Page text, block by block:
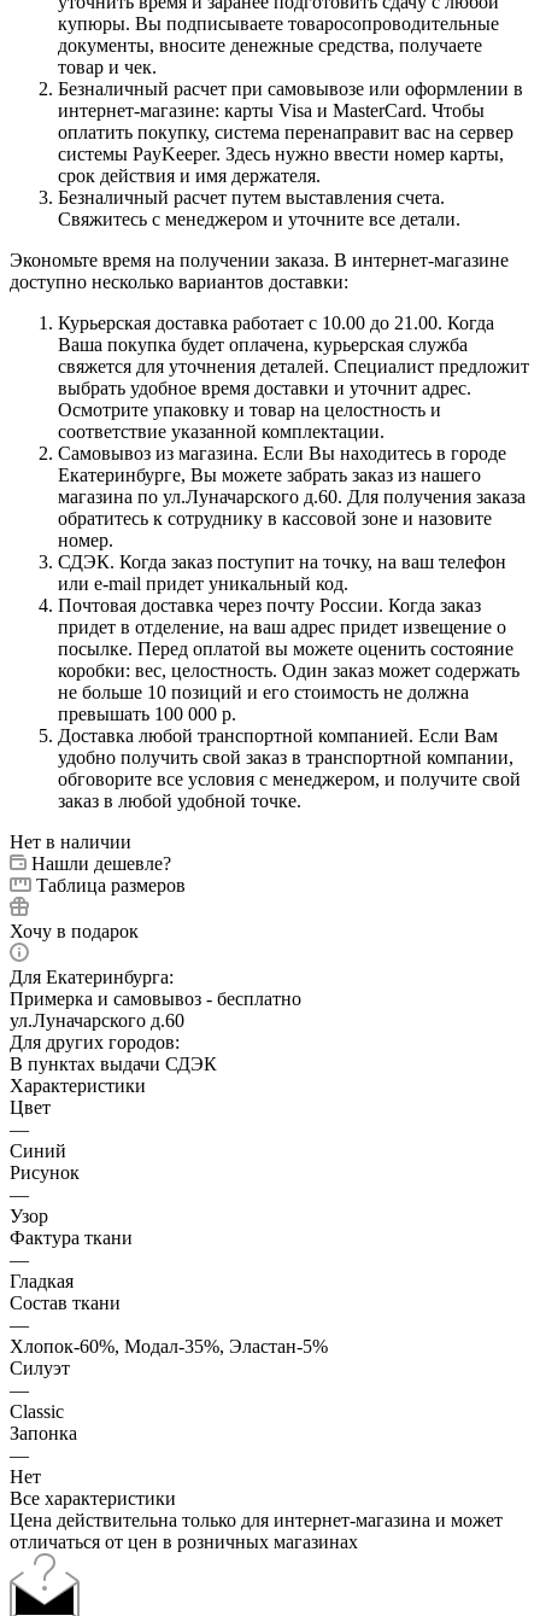
купюры. Вы подписываете товаросопроводительные
документы, вносите денежные средства, получаете
товар и чек.
Безналичный расчет при самовывозе или оформлении в
интернет-магазине: карты Visa и MasterCard. Чтобы
оплатить покупку, система перенаправит вас на сервер
системы PayKeeper. Здесь нужно ввести номер карты,
срок действия и имя держателя.
Безналичный расчет путем выставления счета.
Свяжитесь с менеджером и уточните все детали.
Экономьте время на получении заказа. В интернет-магазине
доступно несколько вариантов доставки:
Курьерская доставка работает с 10.00 до 21.00. Когда
Ваша покупка будет оплачена, курьерская служба
свяжется для уточнения деталей. Специалист предложит
выбрать удобное время доставки и уточнит адрес.
Осмотрите упаковку и товар на целостность и
соответствие указанной комплектации.
Самовывоз из магазина. Если Вы находитесь в городе
Екатеринбурге, Вы можете забрать заказ из нашего
магазина по ул.Луначарского д.60. Для получения заказа
обратитесь к сотруднику в кассовой зоне и назовите
номер.
СДЭК. Когда заказ поступит на точку, на ваш телефон
или e-mail придет уникальный код.
Почтовая доставка через почту России. Когда заказ
придет в отделение, на ваш адрес придет извещение о
посылке. Перед оплатой вы можете оценить состояние
коробки: вес, целостность. Один заказ может содержать
не больше 10 позиций и его стоимость не должна
превышать 100 000 р.
Доставка любой транспортной компанией. Если Вам
удобно получить свой заказ в транспортной компании,
обговорите все условия с менеджером, и получите свой
заказ в любой удобной точке.
Нет в наличии
Нашли дешевле?
Таблица размеров
Хочу в подарок
Для Екатеринбурга:
Примерка и самовывоз - бесплатно
ул.Луначарского д.60
Для других городов:
В пунктах выдачи СДЭК
Характеристики
Цвет
—
Синий
Рисунок
—
Узор
Фактура ткани
—
Гладкая
Состав ткани
—
Хлопок-60%, Модал-35%, Эластан-5%
Силуэт
—
Classic
Запонка
—
Нет
Все характеристики
Цена действительна только для интернет-магазина и может
отличаться от цен в розничных магазинах